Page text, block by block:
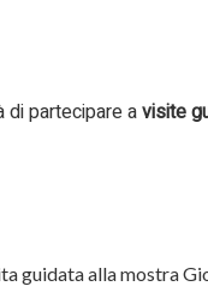
di partecipare avisite
guidata alla mostra